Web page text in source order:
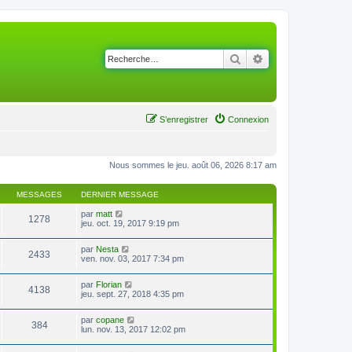
Rechercher
Connexion
S’enregistrer
Nous sommes le jeu. août 06, 2026 8:17 am
MESSAGES DERNIER MESSAGE
1278 par matt
o
r
l
e
r
n
i
e
r
m
e
jeu. oct. 19, 2017 9:19 pm
2433 par Nesta
o
r
l
e
r
n
i
ven. nov. 03, 2017 7:34 pm
4138 par Florian
o
r
l
e
jeu. sept. 27, 2018 4:35 pm
384 par copane
o
r
lun. nov. 13, 2017 12:02 pm